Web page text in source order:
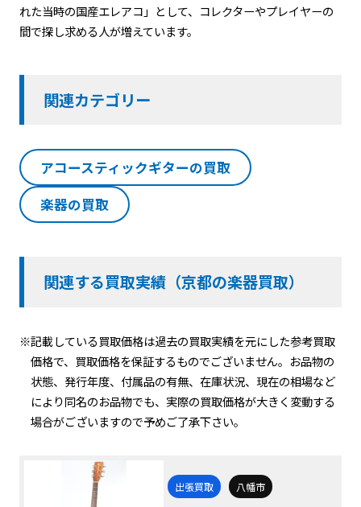
れた当時の国産エレアコ」として、コレクターやプレイヤーの
間で探し求める人が増えています。
関連カテゴリー
アコースティックギターの買取
楽器の買取
関連する買取実績（京都の楽器買取）
※記載している買取価格は過去の買取実績を元にした参考買取
価格で、買取価格を保証するものでございません。お品物の
状態、発行年度、付属品の有無、在庫状況、現在の相場など
により同名のお品物でも、実際の買取価格が大きく変動する
場合がございますので予めご了承下さい。
出張買取 八幡市